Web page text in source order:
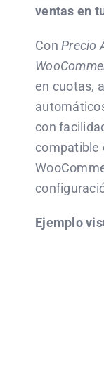
ventas en
ConPrecio
en cuotas,
con
compatible
Ejemplo